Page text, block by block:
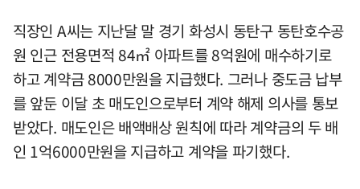
직장인 A씨는 지난달 말 경기 화성시 동탄구 동탄호수공
원 인근 전용면적 84㎡ 아파트를 8억원에 매수하기로
하고 계약금 8000만원을 지급했다. 그러나 중도금 납부
를 앞둔 이달 초 매도인으로부터 계약 해제 의사를 통보
받았다. 매도인은 배액배상 원칙에 따라 계약금의 두 배
인 1억6000만원을 지급하고 계약을 파기했다.